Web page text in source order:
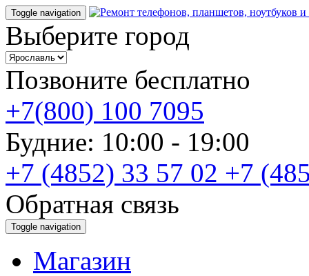
Toggle navigation
Выберите город
Позвоните бесплатно
+7(800) 100 7095
Будние: 10:00 - 19:00
+7 (4852) 33 57 02 +7
Обратная связь
Toggle navigation
Магазин